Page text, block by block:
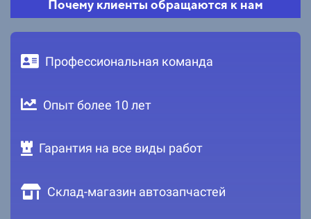
Почему клиенты обращаются к нам
Профессиональная команда
Опыт более 10 лет
Гарантия на все виды работ
Склад-магазин автозапчастей